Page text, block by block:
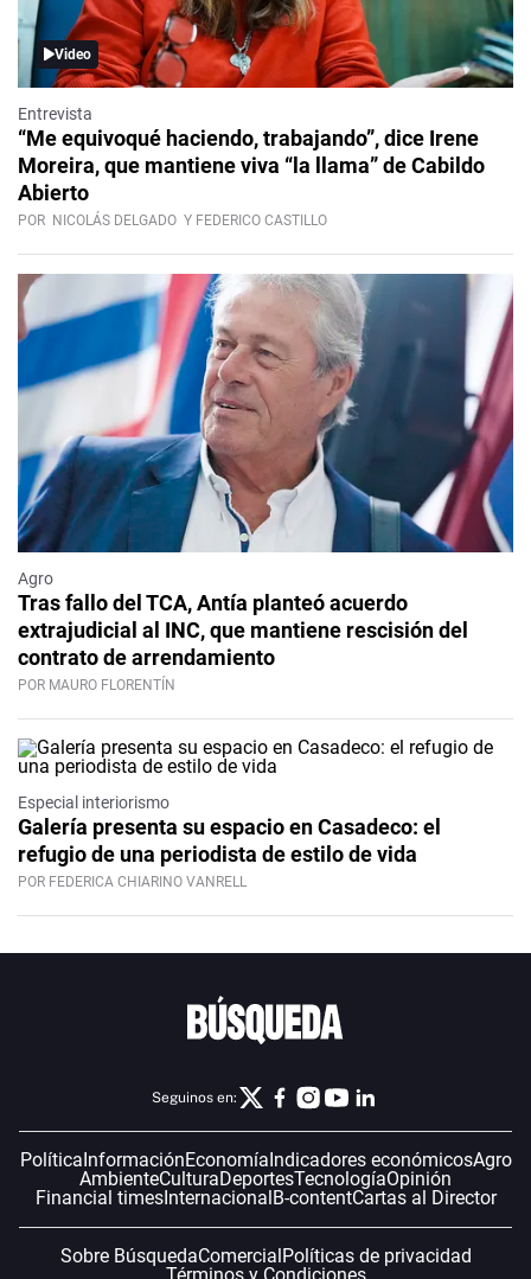
Video
Entrevista
“Me equivoqué haciendo, trabajando”, dice Irene
Moreira, que mantiene viva “la llama” de Cabildo
Abierto
POR NICOLÁS DELGADO Y FEDERICO CASTILLO
Agro
Tras fallo del TCA, Antía planteó acuerdo
extrajudicial al INC, que mantiene rescisión del
contrato de arrendamiento
POR MAURO FLORENTÍN
Especial interiorismo
Galería presenta su espacio en Casadeco: el
refugio de una periodista de estilo de vida
POR FEDERICA CHIARINO VANRELL
Seguinos en:
PolíticaInformaciónEconomíaIndicadores económicosAgro
AmbienteCulturaDeportesTecnologíaOpinión
Financial timesInternacionalB-contentCartas al Director
Sobre BúsquedaComercialPolíticas de privacidad